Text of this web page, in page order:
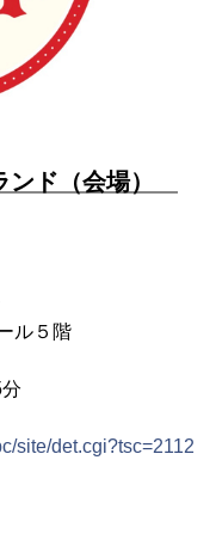
ンド（会場）
ル５階
site/det.cgi?tsc=2112